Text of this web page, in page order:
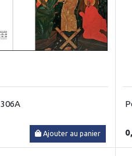
Ajouter au panier